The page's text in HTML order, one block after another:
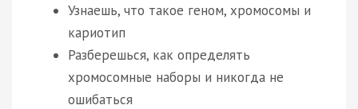
Узнаешь, что такое геном, хромосомы и
кариотип
Разберешься, как определять
хромосомные наборы и никогда не
ошибаться